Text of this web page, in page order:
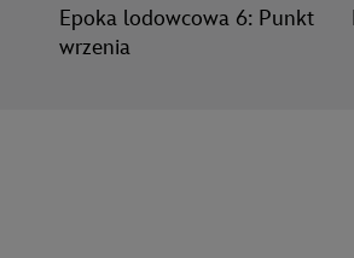
Epoka lodowcowa 6: Punkt
wrzenia